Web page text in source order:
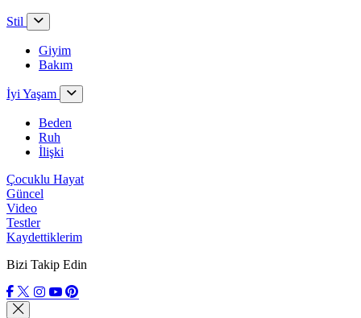
Stil
Giyim
Bakım
İyi Yaşam
Beden
Ruh
İlişki
Çocuklu Hayat
Güncel
Video
Testler
Kaydettiklerim
Bizi Takip Edin